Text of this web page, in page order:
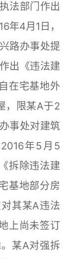
法部门作出
年4月1日，
路办事处提
出《违法建
在宅基地外
，限某A于2
事处对建筑
年5月5
拆除违法建
基地部分房
其某A违法
上尚未签订
某A对强拆